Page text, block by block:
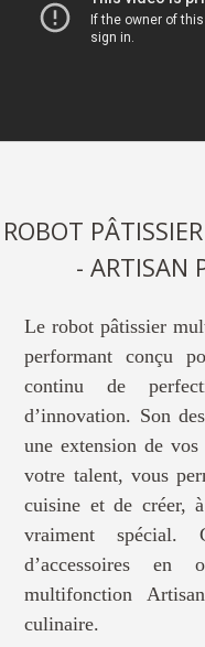
ROBOT
- ARTISAN
Le robot pâtissier
performant conçu
continu de
d’innovation. Son
une extension de
votre talent, vous
cuisine et de créer,
vraiment spécial.
d’accessoires en
multifonction
culinaire.